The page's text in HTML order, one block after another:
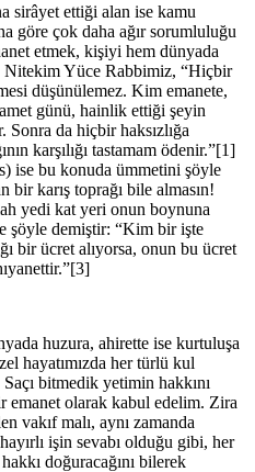
sirâyet ettiği alan ise kamu
göre çok daha ağır sorumluluğu
etmek, kişiyi hem dünyada
Nitekim Yüce Rabbimiz, “Hiçbir
düşünülemez. Kim emanete,
günü, hainlik ettiği şeyin
Sonra da hiçbir haksızlığa
karşılığı tastamam ödenir.”[1]
ise bu konuda ümmetini şöyle
bir karış toprağı bile almasın!
yedi kat yeri onun boynuna
şöyle demiştir: “Kim bir işte
bir ücret alıyorsa, onun bu ücret
huzura, ahirette ise kurtuluşa
hayatımızda her türlü kul
bitmedik yetimin hakkını
emanet olarak kabul edelim. Zira
vakıf malı, aynı zamanda
işin sevabı olduğu gibi, her
doğuracağını bilerek